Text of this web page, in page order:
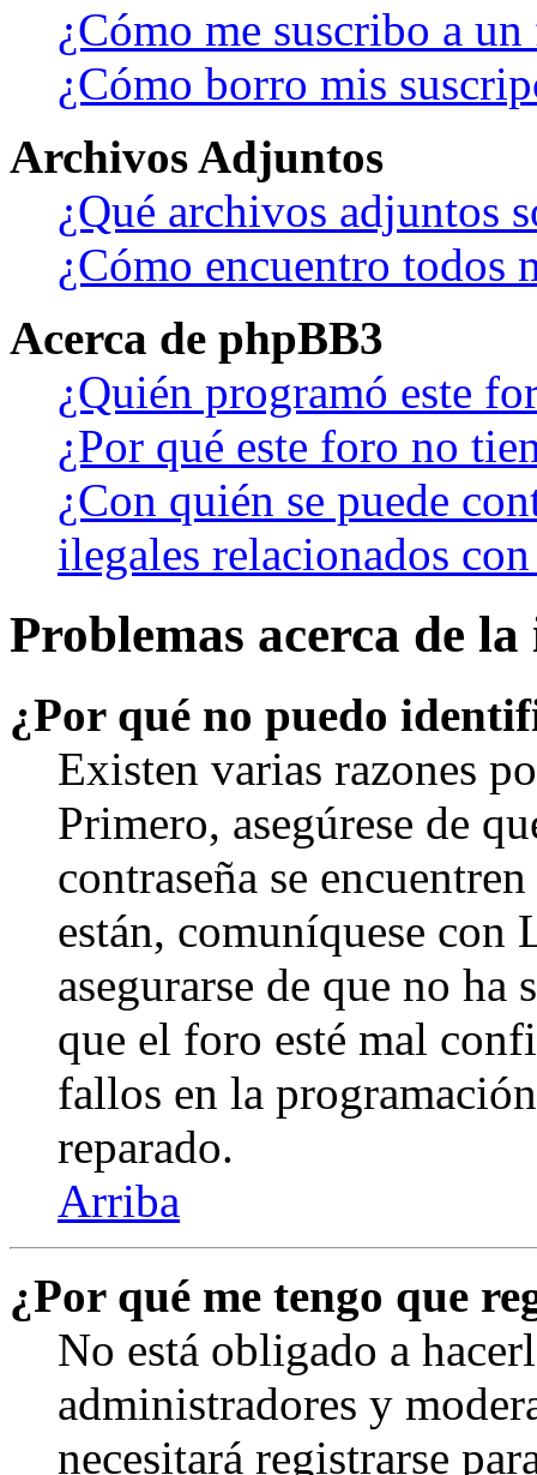
¿Cómo me suscribo a
¿Cómo borro mis
Archivos Adjuntos
¿Qué archivos adjuntos
¿Cómo encuentro todos
Acerca de phpBB3
¿Quién programó este
¿Por qué este foro no
¿Con quién se puede
ilegales relacionados
Problemas acerca de
¿Por qué no puedo
Existen varias razones
Primero, asegúrese de
contraseña se
están, comuníquese
asegurarse de que no
que el foro esté mal
fallos en la
reparado.
Arriba
¿Por qué me tengo que
No está obligado a
administradores y
necesitará registrarse